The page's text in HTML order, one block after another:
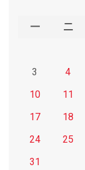
一 二
3
4
10
11
17
18
24
25
31